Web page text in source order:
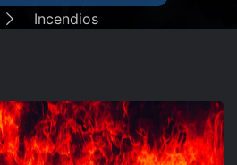
Incendios